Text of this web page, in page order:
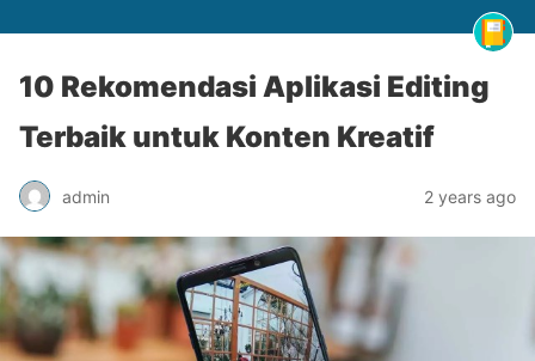
10 Rekomendasi Aplikasi Editing
Terbaik untuk Konten Kreatif
admin 2 years ago